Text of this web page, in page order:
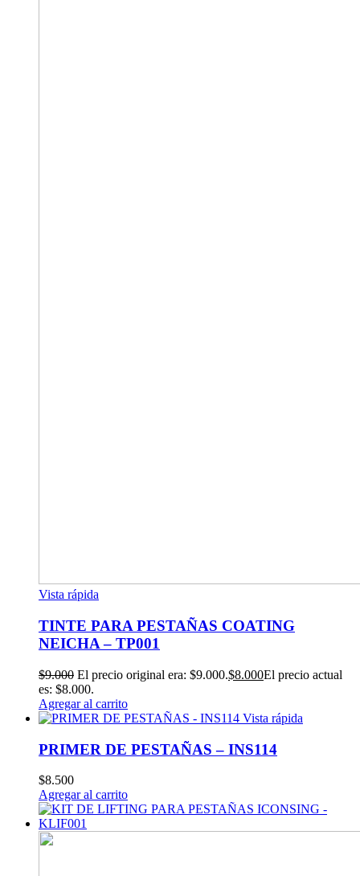
Vista rápida
TINTE PARA PESTAÑAS COATING
NEICHA – TP001
$9.000 El precio original era: $9.000.$8.000El precio actual
es: $8.000.
Agregar al carrito
Vista rápida
PRIMER DE PESTAÑAS – INS114
$8.500
Agregar al carrito